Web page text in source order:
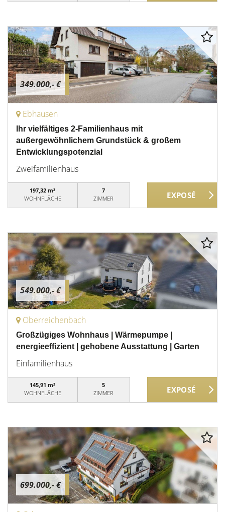
349.000,- €
Ebhausen
Ihr vielfältiges 2-Familienhaus mit
außergewöhnlichem Grundstück & großem
Entwicklungspotenzial
Zweifamilienhaus
197,32 m²
WOHNFLÄCHE
7
ZIMMER
549.000,- €
Oberreichenbach
Großzügiges Wohnhaus | Wärmepumpe |
energieeffizient | gehobene Ausstattung | Garten
Einfamilienhaus
145,91 m²
WOHNFLÄCHE
5
ZIMMER
699.000,- €